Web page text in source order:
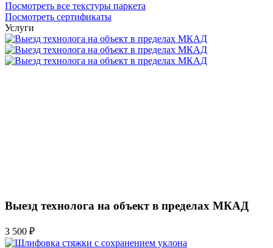
Посмотреть все текстуры паркета
Посмотреть сертификаты
Услуги
Выезд технолога на объект в пределах МКАД
3 500 ₽